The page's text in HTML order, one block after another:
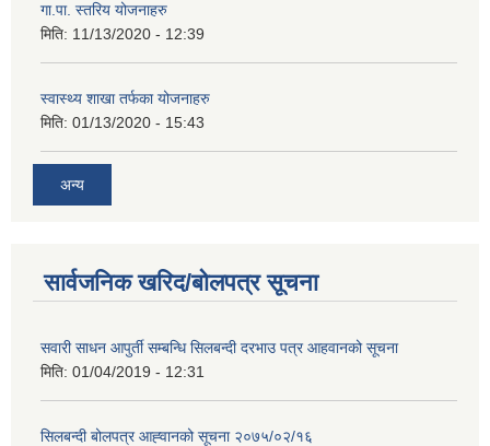
गा.पा. स्तरिय योजनाहरु
मिति: 11/13/2020 - 12:39
स्वास्थ्य शाखा तर्फका योजनाहरु
मिति: 01/13/2020 - 15:43
अन्य
सार्वजनिक खरिद/बोलपत्र सूचना
सवारी साधन आपुर्ती सम्बन्धि सिलबन्दी दरभाउ पत्र आहवानको सूचना
मिति: 01/04/2019 - 12:31
सिलबन्दी बोलपत्र आह्‍वानको सूचना २०७५/०२/१६